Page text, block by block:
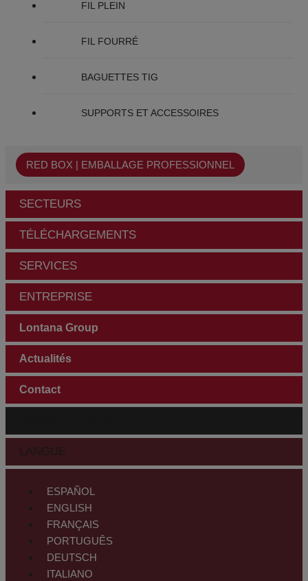
FIL PLEIN
FIL FOURRÉ
BAGUETTES TIG
SUPPORTS ET ACCESSOIRES
RED BOX | EMBALLAGE PROFESSIONNEL
SECTEURS
TÉLÉCHARGEMENTS
SERVICES
ENTREPRISE
Lontana Group
Actualités
Contact
LANGUE
ESPAÑOL
ENGLISH
FRANÇAIS
PORTUGUÊS
DEUTSCH
ITALIANO